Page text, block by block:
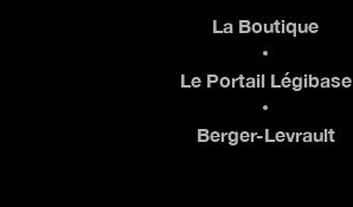
La Boutique
Le Portail Légibase
Berger-Levrault